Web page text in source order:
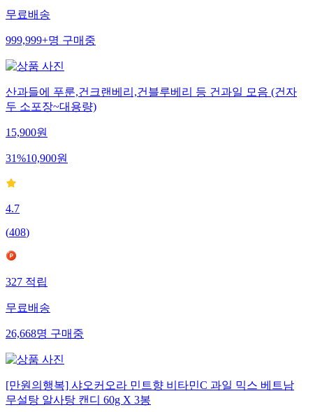
무료배송
999,999+명 구매중
산과들에 푸룬,건크랜베리,건블루베리 등 건과일 모음 (건자
두 소포장~대용량)
15,900원
31%10,900원
4.7
(408)
327 적립
무료배송
26,668명 구매중
[만원의행복] 샤오커오라 민트향 비타민C 과일 믹스 베트남
무설탕 알사탕 캔디 60g X 3봉